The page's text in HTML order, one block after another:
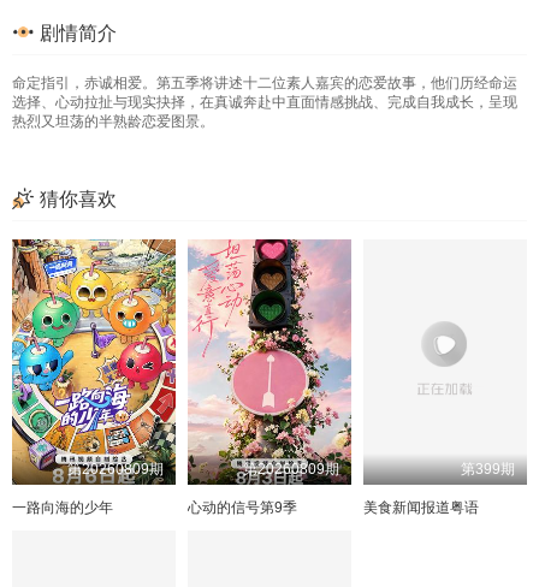
4期下
4期加更下 4期陪看 5期上 5期中
6期中纯享 6期上
6期加更上 6期加更下 6期陪看 7期上
7期中 7期上纯享 7期中纯享 7期下纯享
超前彩蛋 超前彩蛋 杨茜惠空降陪看
7期加更下 7期陪看 8期上纯享 8期中纯享
8期上 8期中 8期下纯享
剧情简介
命定指引，赤诚相爱。第五季将讲述十二位素人嘉宾的恋爱故事，他们历经命运
选择、心动拉扯与现实抉择，在真诚奔赴中直面情感挑战、完成自我成长，呈现
热烈又坦荡的半熟龄恋爱图景。
猜你喜欢
第20260809期
一路向海的少年
第20260809期
心动的信号第9季
第399期
美食新闻报道粤语